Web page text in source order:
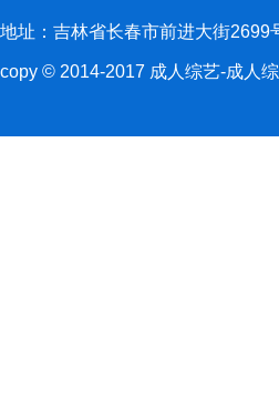
地址：吉林省长春市前进大街
copy © 2014-2017 成人综艺-成人